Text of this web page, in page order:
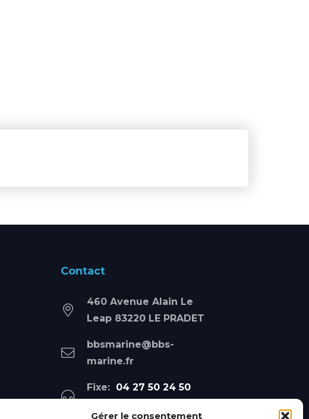
Gérer le consentement
Contact
460 Avenue Alain Le
Leap 83220 LE PRADET
bbsmarine@bbs-
marine.fr
Fixe: 04 27 50 24 50